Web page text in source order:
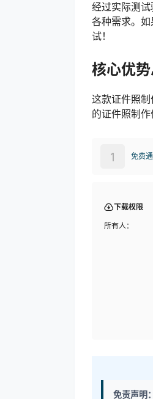
经过实际测
各种需求。
试！
核心优
这款证件照
的证件照制作
免费
1
下载权限
所有人：
免责声明：